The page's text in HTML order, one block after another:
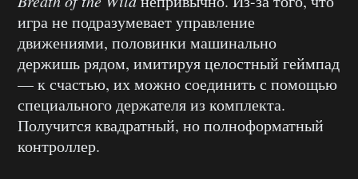
игра не подразумевает управление
движениями, половинки машинально
держишь рядом, имитируя целостный геймпад
— к счастью, их можно соединить с помощью
специального держателя из комплекта.
Получится квадратный, но полноформатный
контроллер.